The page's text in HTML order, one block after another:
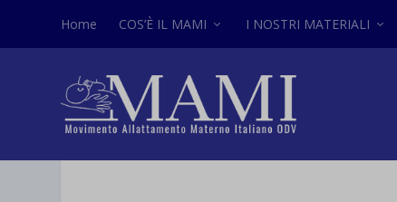
Home COS’È IL MAMI I NOSTRI MATERIALI